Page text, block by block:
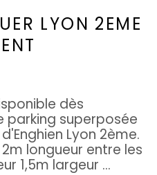
LYON 2EME
dès
parking superposée
Lyon 2ème.
longueur entre les
1,5m largeur ...